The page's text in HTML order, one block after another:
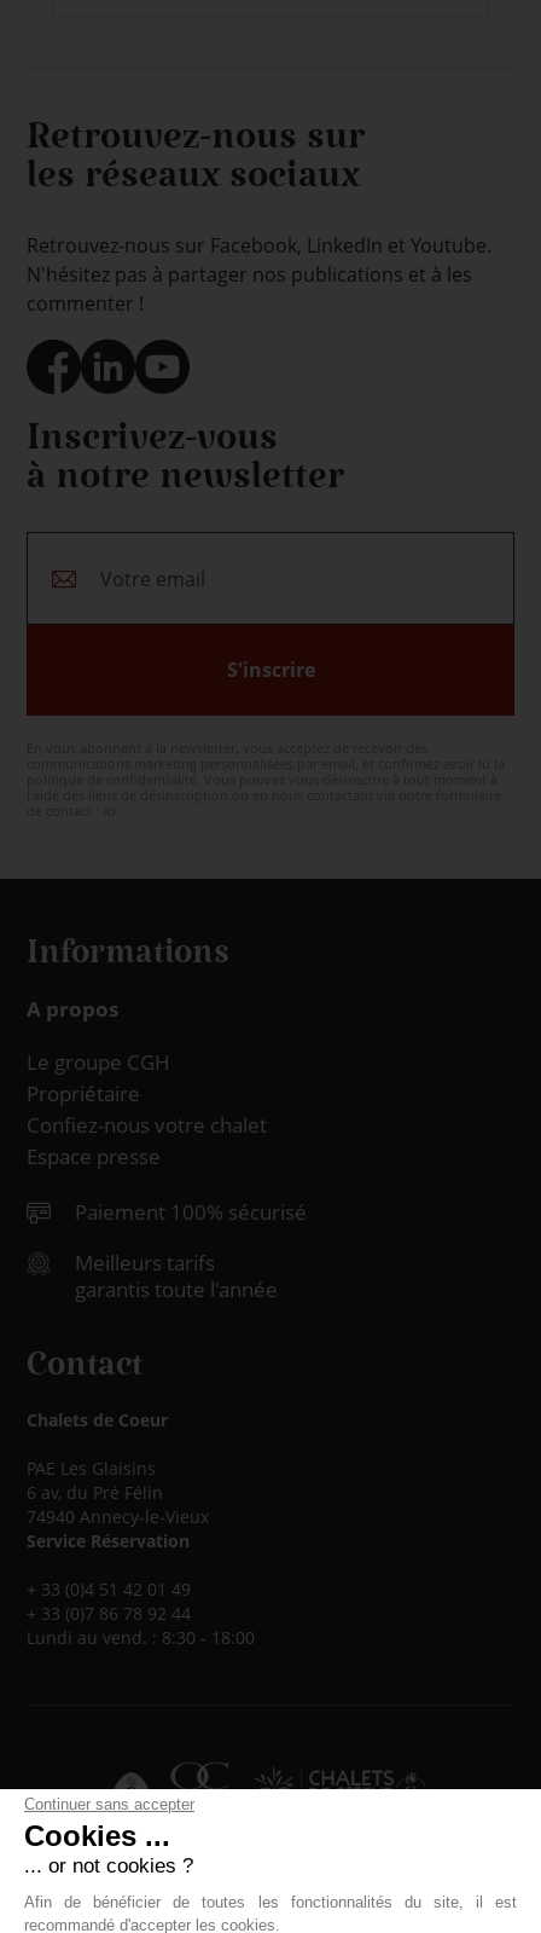
Retrouvez-nous sur
les réseaux sociaux
Retrouvez-nous sur Facebook, LinkedIn et Youtube.
N'hésitez pas à partager nos publications et à les
commenter !
Inscrivez-vous
à notre newsletter
S'inscrire
Informations
A propos
Le groupe CGH
Propriétaire
Confiez-nous votre chalet
Espace presse
Paiement 100% sécurisé
Meilleurs tarifs
garantis toute l'année
Contact
Chalets de Coeur
PAE Les Glaisins
6 av, du Pré Félin
74940 Annecy-le-Vieux
Service Réservation
+ 33 (0)4 51 42 01 49
+ 33 (0)7 86 78 92 44
Lundi au vend. : 8:30 - 18:00
Continuer sans accepter
Cookies ...
... or not cookies ?
Afin de bénéficier de toutes les fonctionnalités du site, il est
recommandé d'accepter les cookies.